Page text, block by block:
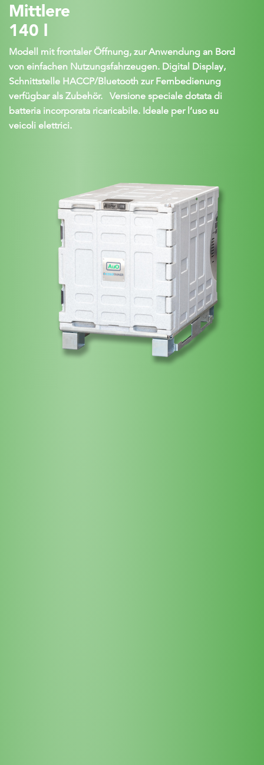
Mittlere
140 l
Modell mit frontaler Öffnung, zur Anwendung an Bord
von einfachen Nutzungsfahrzeugen. Digital Display,
Schnittstelle HACCP/Bluetooth zur Fernbedienung
verfügbar als Zubehör. Versione speciale dotata di
batteria incorporata ricaricabile. Ideale per l’uso su
veicoli elettrici.